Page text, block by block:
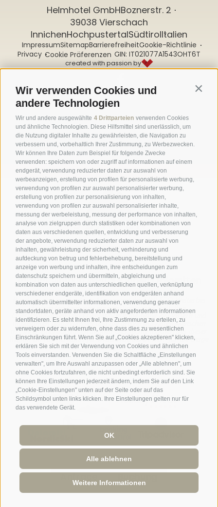
Wir verwenden Cookies und
andere Technologien
Wir und andere ausgewählte 4 Drittparteien verwenden Cookies
und ähnliche Technologien. Diese Hilfsmittel sind unerlässlich, um
die Nutzung digitaler Inhalte zu gewährleisten, die Navigation zu
verbessern und, vorbehaltlich Ihrer Zustimmung, zu Werbezwecken.
Wir können Ihre Daten zum Beispiel für folgende Zwecke
verwenden: speichern von oder zugriff auf informationen auf einem
endgerät, verwendung reduzierter daten zur auswahl von
werbeanzeigen, erstellung von profilen für personalisierte werbung,
verwendung von profilen zur auswahl personalisierter werbung,
erstellung von profilen zur personalisierung von inhalten,
verwendung von profilen zur auswahl personalisierter inhalte,
messung der werbeleistung, messung der performance von inhalten,
analyse von zielgruppen durch statistiken oder kombinationen von
daten aus verschiedenen quellen, entwicklung und verbesserung
der angebote, verwendung reduzierter daten zur auswahl von
inhalten, gewährleistung der sicherheit, verhinderung und
aufdeckung von betrug und fehlerbehebung, bereitstellung und
anzeige von werbung und inhalten, ihre entscheidungen zum
datenschutz speichern und übermitteln, abgleichung und
kombination von daten aus unterschiedlichen quellen, verknüpfung
verschiedener endgeräte, identifikation von endgeräten anhand
automatisch übermittelter informationen, verwendung genauer
standortdaten, geräte anhand von aktiv angeforderten informationen
identifizieren. Es steht Ihnen frei, Ihre Zustimmung zu erteilen, zu
verweigern oder zu widerrufen, ohne dass dies zu wesentlichen
Einschränkungen führt. Wenn Sie auf „Cookies akzeptieren" klicken,
erklären Sie sich mit der Verwendung von Cookies und ähnlichen
Tools einverstanden. Verwenden Sie die Schaltfläche „Einstellungen
verwalten", um Ihre Auswahl anzupassen oder „Alle ablehnen", um
ohne Cookies fortzufahren, die nicht unbedingt erforderlich sind. Sie
können Ihre Einstellungen jederzeit ändern, indem Sie auf den Link
„Cookie-Einstellungen" unten auf der Seite oder auf das
Schildsymbol unten links klicken. Ihre Einstellungen gelten nur für
das verwendete Gerät.
OK
Alle ablehnen
Weitere Informationen
Anfrage Buchung
Social WallNewsletterWetter & Webcams
Hotelbewertungen
Helmhotel GmbHBoznerstr. 2
39038 Vierschach
InnichenHochpustertalSüdtirolItalien
ImpressumSitemapBarrierefreiheitCookie-Richtlinie
Privacy Cookie Präferenzen CIN: IT021077A1543OHT6T
created with passion by
Unser Newsletter
zur Anmeldung
Teil der alpinen Welt3 Zinnen Dolomiten
Rund um das markanteste Monument des UNESCO Welterbes
Dolomiten liegt eine einzigartige alpine Welt. Ihre
Überschaubarkeit und Erlebnisdichte, die Nähe zu Dörfern und
imposanten Naturkulissen und die ortsverwurzelten Menschen
mit ihrer eindrucksvollen alpinen Geschichte machen aus dieser
Region ein Alpinerlebnis für Menschen, deren Herz für die Berge
schlägt.